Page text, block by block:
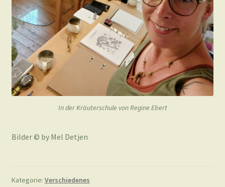
In der Kräuterschule von Regine Ebert
Bilder © by Mel Detjen
Kategorie: Verschiedenes